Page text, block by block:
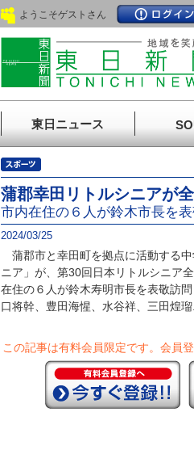
ようこそゲストさん
東日ニュース
蒲郡幸田リトルシニアが
市内在住の６人が鈴木市長を
2024/03/25
蒲郡市と幸田町を拠点に活動する
ニア」が、第30回日本リトルシニア
在住の６人が鈴木寿明市長を表敬訪
口将幹、豊田海惺、水谷祥、三田煌瑠
この記事は有料会員限定です。 会員